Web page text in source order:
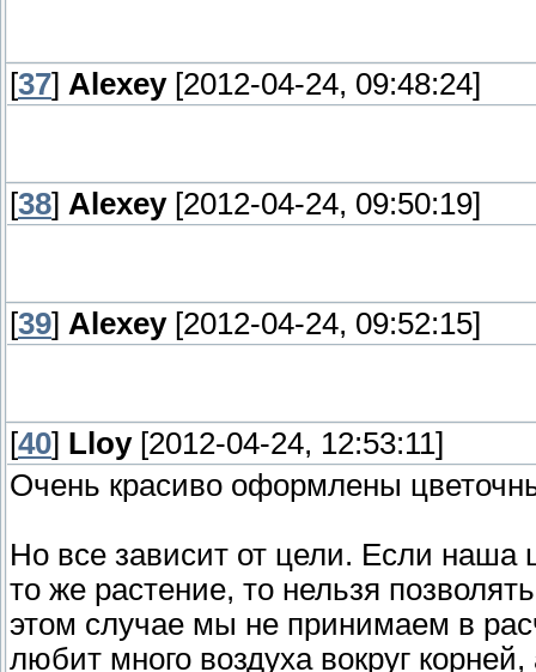
[37] Alexey[2012-04-24, 09:48:24]
[38] Alexey[2012-04-24, 09:50:19]
[39] Alexey[2012-04-24, 09:52:15]
[40] Lloy[2012-04-24, 12:53:11]
Очень красиво оформлены
Но все зависит от цели. Если
то же растение, то нельзя
этом случае мы не принимаем в
любит много воздуха вокруг